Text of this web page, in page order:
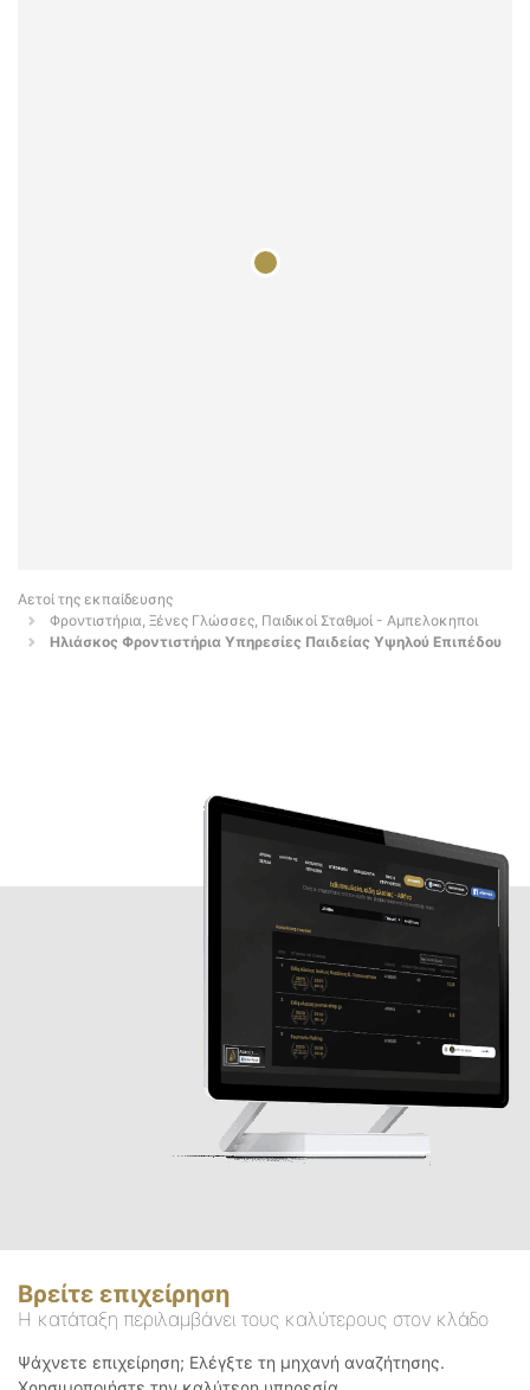
Αετοί της εκπαίδευσης
Φροντιστήρια, Ξένες Γλώσσες, Παιδικοί Σταθμοί - Αμπελοκηποι
Ηλιάσκος Φροντιστήρια Υπηρεσίες Παιδείας Υψηλού Επιπέδου
Βρείτε επιχείρηση
Η κατάταξη περιλαμβάνει τους καλύτερους στον κλάδο
Ψάχνετε επιχείρηση; Ελέγξτε τη μηχανή αναζήτησης.